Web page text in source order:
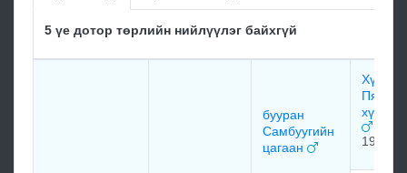
5 үе дотор төрлийн нийлүүлэг байхгүй
бууран
Самбуугийн
цагаан
Хүрэн
хүрэн
1954